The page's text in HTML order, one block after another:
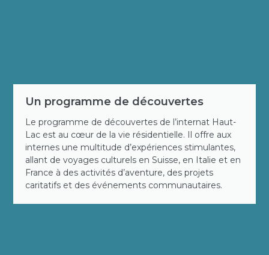
Un programme de découvertes
Le programme de découvertes de l’internat Haut-
Lac est au cœur de la vie résidentielle. Il offre aux
internes une multitude d’expériences stimulantes,
allant de voyages culturels en Suisse, en Italie et en
France à des activités d’aventure, des projets
caritatifs et des événements communautaires.